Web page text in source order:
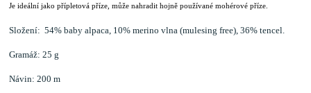
Je ideální jako přípletová příze, může nahradit hojně používané mohérové příze.
Složení: 54% baby alpaca, 10% merino vlna (mulesing free), 36% tencel.
Gramáž: 25 g
Návin: 200 m